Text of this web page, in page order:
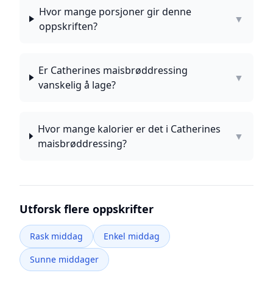
Hvor mange porsjoner gir denne
oppskriften?
▼
Er Catherines maisbrøddressing
vanskelig å lage?
▼
Hvor mange kalorier er det i Catherines
maisbrøddressing?
▼
Utforsk flere oppskrifter
Rask middag
Enkel middag
Sunne middager